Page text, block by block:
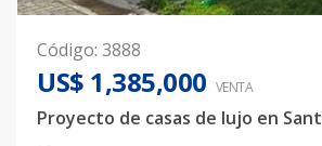
Código: 3888
US$ 1,385,000 VENTA
Proyecto de casas de lujo en